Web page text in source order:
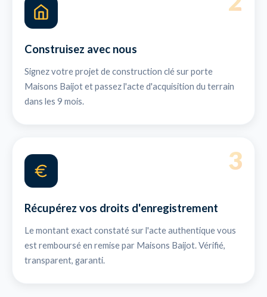
Construisez avec nous
Signez votre projet de construction clé sur porte
Maisons Baijot et passez l'acte d'acquisition du terrain
dans les 9 mois.
3
Récupérez vos droits d'enregistrement
Le montant exact constaté sur l'acte authentique vous
est remboursé en remise par Maisons Baijot. Vérifié,
transparent, garanti.